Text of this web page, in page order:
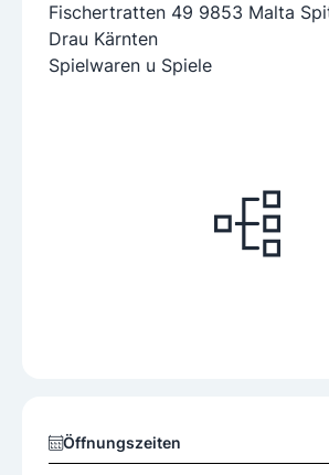
Fischertratten 49 9853 Malta
Drau Kärnten
Spielwaren u Spiele
Öffnungszeiten